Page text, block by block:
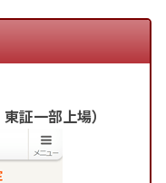
証一部上場）